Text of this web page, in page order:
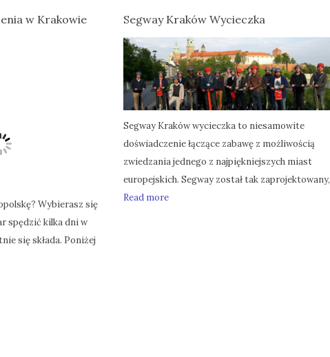
w Krakowie
Wybierasz się
spędzić kilka dni w
się składa. Poniżej
Segway Kraków Wycieczka
Segway Kraków wycieczka to niesamowite
doświadczenie łączące zabawę z możliwością
zwiedzania jednego z najpiękniejszych miast
europejskich. Segway został tak zaprojektowany,
Read more